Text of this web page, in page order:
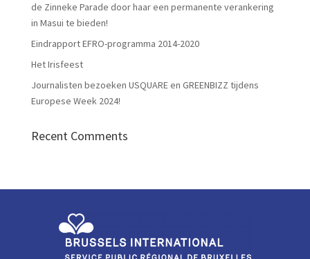
de Zinneke Parade door haar een permanente verankering
in Masui te bieden!
Eindrapport EFRO-programma 2014-2020
Het Irisfeest
Journalisten bezoeken USQUARE en GREENBIZZ tijdens
Europese Week 2024!
Recent Comments